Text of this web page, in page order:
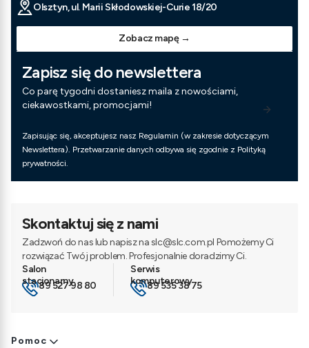
Olsztyn, ul. Marii Skłodowskiej-Curie 18/20
Zobacz mapę →
Zapisz się do newslettera
Co parę tygodni dostaniesz maila z nowościami,
ciekawostkami, promocjami!
Zapisując się, akceptujesz nasz Regulamin (w zakresie dotyczącym
Newslettera). Przetwarzanie danych odbywa się zgodnie z Polityką
prywatności.
Skontaktuj się z nami
Zadzwoń do nas lub napisz na slc@slc.com.pl Pomożemy Ci
rozwiązać Twój problem. Profesjonalnie doradzimy Ci.
89 527 98 80 89 535 38 75
Linki w stopce
Pomoc